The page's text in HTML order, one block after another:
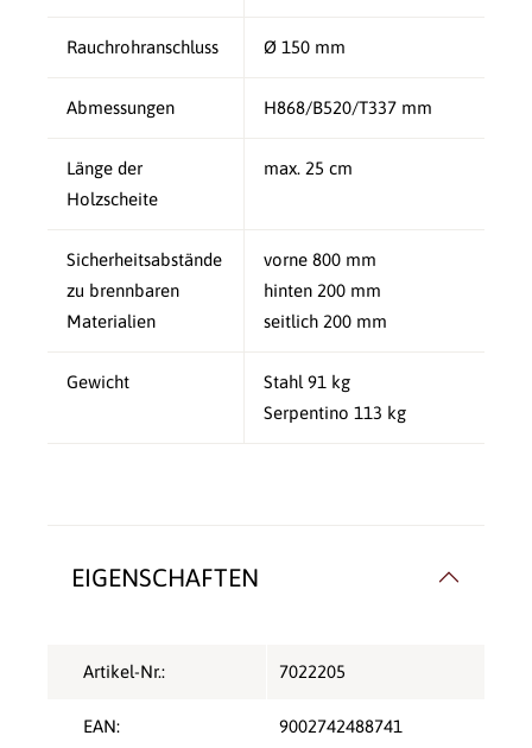
Rauchrohranschluss Ø 150 mm
Abmessungen H868/B520/T337 mm
Länge der
Holzscheite
max. 25 cm
Sicherheitsabstände
zu brennbaren
Materialien
vorne 800 mm
hinten 200 mm
seitlich 200 mm
Gewicht
Stahl 91 kg
Serpentino 113 kg
EIGENSCHAFTEN
Artikel-Nr.: 7022205
EAN: 9002742488741